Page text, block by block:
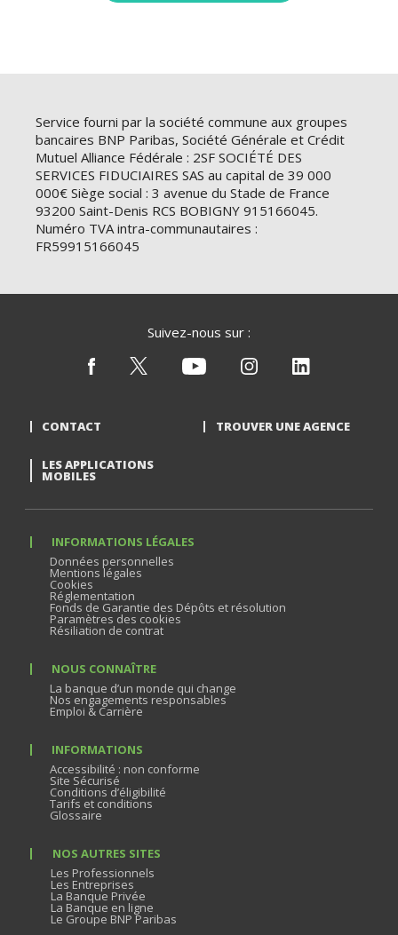
Service fourni par la société commune aux groupes
bancaires BNP Paribas, Société Générale et Crédit
Mutuel Alliance Fédérale : 2SF SOCIÉTÉ DES
SERVICES FIDUCIAIRES SAS au capital de 39 000
000€ Siège social : 3 avenue du Stade de France
93200 Saint-Denis RCS BOBIGNY 915166045.
Numéro TVA intra-communautaires :
FR59915166045
Suivez-nous sur :
CONTACT TROUVER UNE AGENCE
LES APPLICATIONS
MOBILES
INFORMATIONS LÉGALES
Données personnelles
Mentions légales
Cookies
Réglementation
Fonds de Garantie des Dépôts et résolution
Paramètres des cookies
Résiliation de contrat
NOUS CONNAÎTRE
La banque d’un monde qui change
Nos engagements responsables
Emploi & Carrière
INFORMATIONS
Accessibilité : non conforme
Site Sécurisé
Conditions d’éligibilité
Tarifs et conditions
Glossaire
NOS AUTRES SITES
Les Professionnels
Les Entreprises
La Banque Privée
La Banque en ligne
Le Groupe BNP Paribas